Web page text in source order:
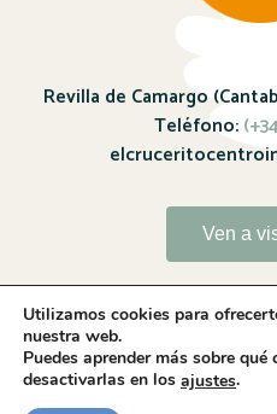
Revilla de Camargo
Teléfono:
Ven a
Utilizamos cookies para
nuestra web.
Puedes aprender más sobre
desactivarlas en los ajustes.